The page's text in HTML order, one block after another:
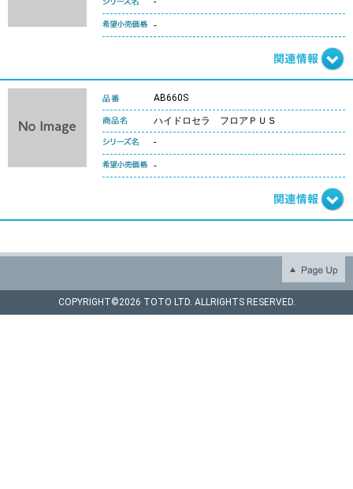
-
AB660S
ハイドロセラ フロアＰＵＳ
-
-
COPYRIGHT©2026 TOTO LTD. ALLRIGHTS RESERVED.